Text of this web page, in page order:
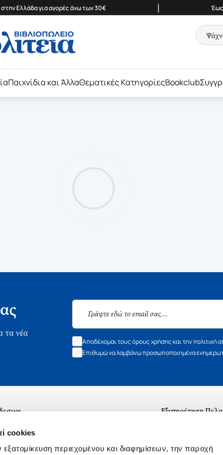
cookies
περιεχομένου και διαφημίσεων, την παροχή
Ελλάδα για αγορές άνω των 30€ | Έως
Παιχνίδια και ΆλλαΘεματικές ΚατηγορίεςBookclub
τα νέα
Αποδέχομαι τους όρους χρήσης και την πολιτική
Επιθυμώ να λαμβάνω προσωποποιημένα
Εξυπηρέτηση